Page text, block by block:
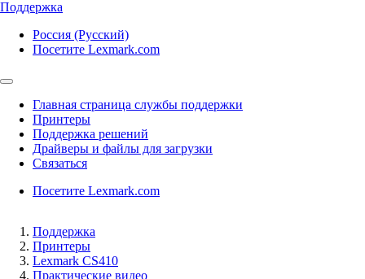
Поддержка
Россия (Русский)
Посетите Lexmark.com
Главная страница службы поддержки
Принтеры
Поддержка решений
Драйверы и файлы для загрузки
Связаться
Посетите Lexmark.com
Поддержка
Принтеры
Lexmark CS410
Практические видео